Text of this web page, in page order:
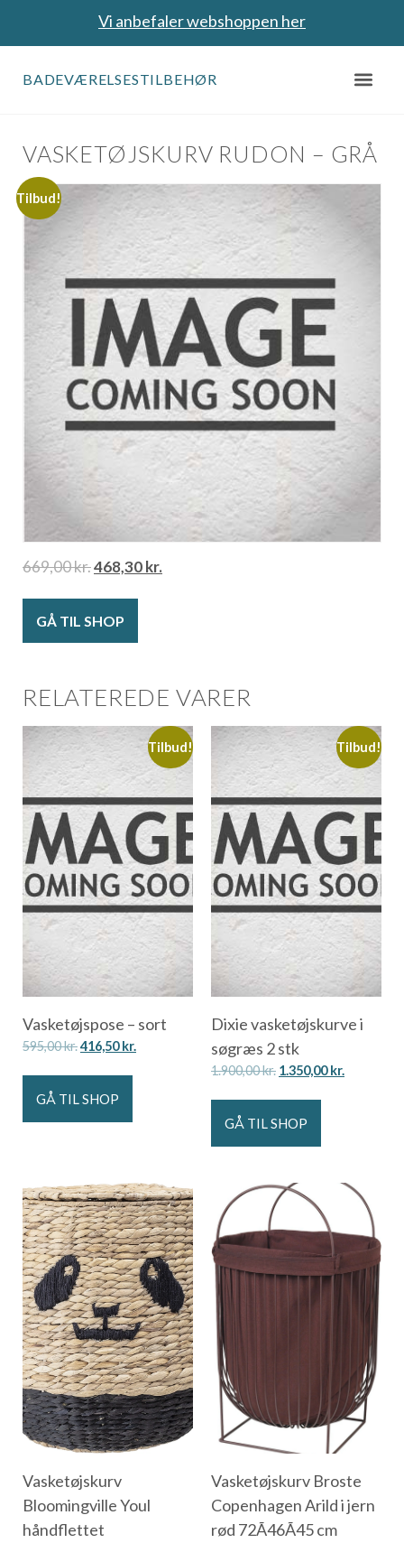
Vi anbefaler webshoppen her
BADEVÆRELSESTILBEHØR
VASKETØJSKURV RUDON – GRÅ
Tilbud!
669,00kr.468,30kr.
GÅ TIL SHOP
RELATEREDE VARER
Tilbud!
Vasketøjspose – sort
595,00kr.416,50kr.
GÅ TIL SHOP
Tilbud!
Dixie vasketøjskurve i
søgræs 2 stk
1.900,00kr. 1.350,00kr.
GÅ TIL SHOP
Vasketøjskurv
Bloomingville Youl
håndflettet
Vasketøjskurv Broste
Copenhagen Arild i jern
rød 72Ã46Ã45 cm